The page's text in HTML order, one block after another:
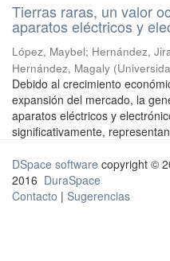
Tierras raras, un valor
aparatos eléctricos y
López, Maybel; Hernández,
Hernández, Magaly (
Debido al crecimiento
expansión del mercado, la
aparatos eléctricos y
significativamente,
DSpace software copyright ©
2016 DuraSpace
Contacto | Sugerencias